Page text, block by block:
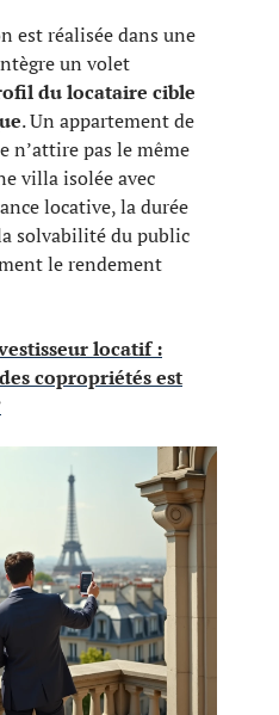
est réalisée dans une
un volet
du locataire cible
. Un appartement de
n’attire pas le même
villa isolée avec
locative, la durée
solvabilité du public
le rendement
locatif :
copropriétés est